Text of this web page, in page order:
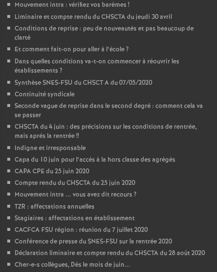
Mouvement intra : vérifiez vos barèmes !
Liminaire et compte rendu du CHSCTA du jeudi 30 avril
Conditions de reprise : peu de nouveautés et pas beaucoup de
clarté
Et comment fait-on pour aller à l’école?
Dans quelles conditions va-t-on commencer à réouvrir les
établissements ?
Synthèse SNES-FSU du CHSCT A du 07/05/2020
Continuité syndicale
Seconde vague de reprise dans le second degré : comment cela va
se passer
CHSCTA du 4 juin : des précisions sur les conditions de rentrée,
mais aprés la rentrée!!
Indigne et irresponsable
Capa du 10 juin pour l’accés à la hors classe des agrégés
CAPA CPE du 25 juin 2020
Compte rendu du CHSCTA du 25 juin 2020
Mouvement intra ... vous avez dit recours ?
TZR : affectations annuelles
Stagiaires : affectations en établissement
CACFCA FSU région : réunion du 7 juillet 2020
Conférence de presse du SNES-FSU sur la rentrée 2020
Déclaration liminaire et compte rendu du CHSCTA du 28 août 2020
Cher-e-s collègues, Dès le mois de juin...